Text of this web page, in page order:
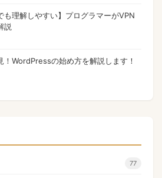
も理解しやすい】プログラマーがVPN
説
！WordPressの始め方を解説します！
77